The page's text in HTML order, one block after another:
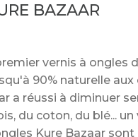
BAZAAR
vernis à
90% naturelle
a réussi à diminuer
du coton, du blé...
Kure Bazaar